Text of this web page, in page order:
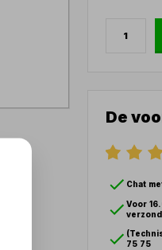
De
Chat
Voor
75 75